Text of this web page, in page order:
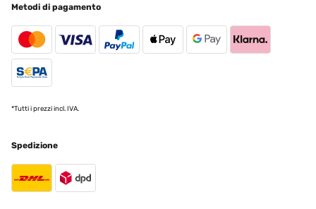
Metodi di pagamento
*Tutti i prezzi incl. IVA.
Spedizione